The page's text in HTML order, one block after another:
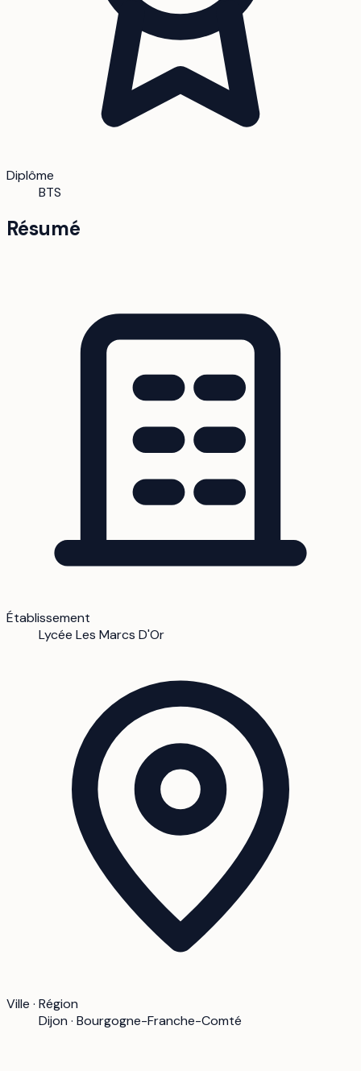
Diplôme
BTS
Résumé
Établissement
Lycée Les Marcs D'Or
Ville · Région
Dijon · Bourgogne-Franche-Comté